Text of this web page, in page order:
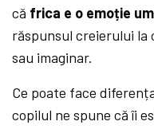
că frica e o emoție
răspunsul creierului la
sau imaginar.
Ce poate face
copilul ne spune că îi